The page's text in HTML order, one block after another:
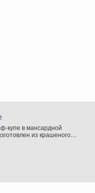
купе в мансардной
из крашеного